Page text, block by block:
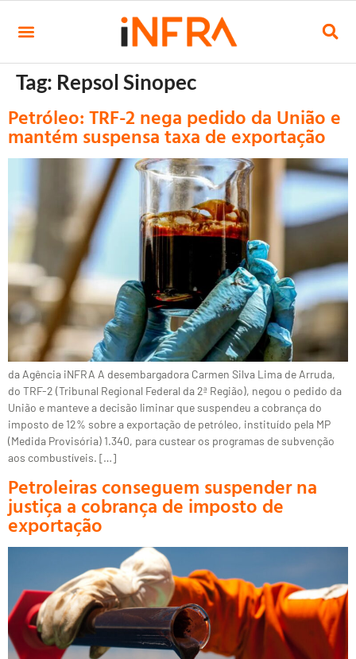
Tag: Repsol Sinopec
Petróleo: TRF-2 nega pedido da União e
mantém suspensa taxa de exportação
da Agência iNFRA A desembargadora Carmen Silva Lima de Arruda,
do TRF-2 (Tribunal Regional Federal da 2ª Região), negou o pedido da
União e manteve a decisão liminar que suspendeu a cobrança do
imposto de 12% sobre a exportação de petróleo, instituído pela MP
(Medida Provisória) 1.340, para custear os programas de subvenção
aos combustíveis. […]
Petroleiras conseguem suspender na
justiça a cobrança de imposto de
exportação